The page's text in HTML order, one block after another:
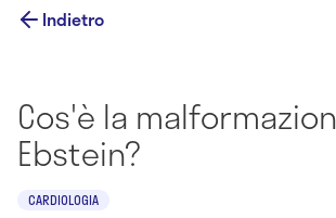
Indietro
Cos'è la
Ebstein?
CARDIOLOGIA